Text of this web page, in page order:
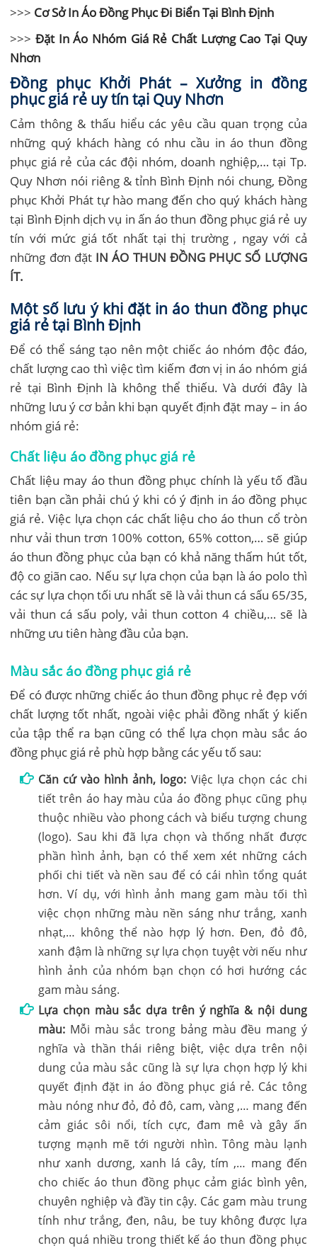
>>> Cơ Sở In Áo Đồng Phục Đi Biển Tại Bình Định
>>> Đặt In Áo Nhóm Giá Rẻ Chất Lượng Cao Tại Quy
Nhơn
Đồng phục Khởi Phát – Xưởng in đồng
phục giá rẻ uy tín tại Quy Nhơn
Cảm thông & thấu hiểu các yêu cầu quan trọng của
những quý khách hàng có nhu cầu in áo thun đồng
phục giá rẻ của các đội nhóm, doanh nghiệp,… tại Tp.
Quy Nhơn nói riêng & tỉnh Bình Định nói chung, Đồng
phục Khởi Phát tự hào mang đến cho quý khách hàng
tại Bình Định dịch vụ in ấn áo thun đồng phục giá rẻ uy
tín với mức giá tốt nhất tại thị trường , ngay với cả
những đơn đặt IN ÁO THUN ĐỒNG PHỤC SỐ LƯỢNG
ÍT.
Một số lưu ý khi đặt in áo thun đồng phục
giá rẻ tại Bình Định
Để có thể sáng tạo nên một chiếc áo nhóm độc đáo,
chất lượng cao thì việc tìm kiếm đơn vị in áo nhóm giá
rẻ tại Bình Định là không thể thiếu. Và dưới đây là
những lưu ý cơ bản khi bạn quyết định đặt may – in áo
nhóm giá rẻ:
Chất liệu áo đồng phục giá rẻ
Chất liệu may áo thun đồng phục chính là yếu tố đầu
tiên bạn cần phải chú ý khi có ý định in áo đồng phục
giá rẻ. Việc lựa chọn các chất liệu cho áo thun cổ tròn
như vải thun trơn 100% cotton, 65% cotton,… sẽ giúp
áo thun đồng phục của bạn có khả năng thấm hút tốt,
độ co giãn cao. Nếu sự lựa chọn của bạn là áo polo thì
các sự lựa chọn tối ưu nhất sẽ là vải thun cá sấu 65/35,
vải thun cá sấu poly, vải thun cotton 4 chiều,… sẽ là
những ưu tiên hàng đầu của bạn.
Màu sắc áo đồng phục giá rẻ
Để có được những chiếc áo thun đồng phục rẻ đẹp với
chất lượng tốt nhất, ngoài việc phải đồng nhất ý kiến
của tập thể ra bạn cũng có thể lựa chọn màu sắc áo
đồng phục giá rẻ phù hợp bằng các yếu tố sau:
Căn cứ vào hình ảnh, logo: Việc lựa chọn các chi
tiết trên áo hay màu của áo đồng phục cũng phụ
thuộc nhiều vào phong cách và biểu tượng chung
(logo). Sau khi đã lựa chọn và thống nhất được
phần hình ảnh, bạn có thể xem xét những cách
phối chi tiết và nền sau để có cái nhìn tổng quát
hơn. Ví dụ, với hình ảnh mang gam màu tối thì
việc chọn những màu nền sáng như trắng, xanh
nhạt,… không thể nào hợp lý hơn. Đen, đỏ đô,
xanh đậm là những sự lựa chọn tuyệt vời nếu như
hình ảnh của nhóm bạn chọn có hơi hướng các
gam màu sáng.
Lựa chọn màu sắc dựa trên ý nghĩa & nội dung
màu: Mỗi màu sắc trong bảng màu đều mang ý
nghĩa và thần thái riêng biệt, việc dựa trên nội
dung của màu sắc cũng là sự lựa chọn hợp lý khi
quyết định đặt in áo đồng phục giá rẻ. Các tông
màu nóng như đỏ, đỏ đô, cam, vàng ,… mang đến
cảm giác sôi nổi, tích cực, đam mê và gây ấn
tượng mạnh mẽ tới người nhìn. Tông màu lạnh
như xanh dương, xanh lá cây, tím ,… mang đến
cho chiếc áo thun đồng phục cảm giác bình yên,
chuyên nghiệp và đầy tin cậy. Các gam màu trung
tính như trắng, đen, nâu, be tuy không được lựa
chọn quá nhiều trong thiết kế áo thun đồng phục